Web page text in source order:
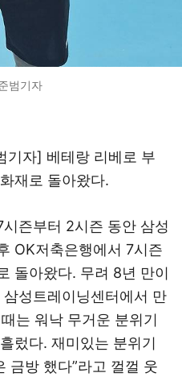
범기자
기자] 베테랑 리베로 부
재로 돌아왔다.
즌부터 2시즌 동안 삼성
OK저축은행에서 7시즌
돌아왔다. 무려 8년 만이
성트레이닝센터에서 만
는 워낙 무거운 분위기
렀다. 재미있는 분위기
금방 했다”라고 껄껄 웃